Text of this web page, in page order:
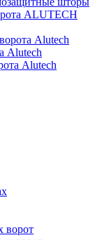
ALUTECH
Alutech
Alutech
Alutech
ворот